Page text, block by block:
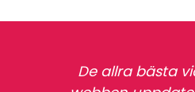
De allra bästa